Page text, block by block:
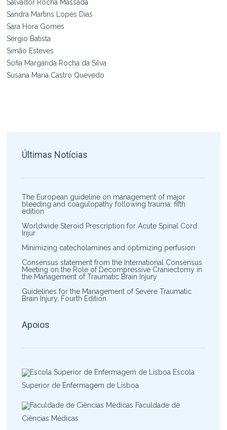
Salvador Rocha Massada
Sandra Martins Lopes Dias
Sara Hora Gomes
Sérgio Batista
Simão Esteves
Sofia Margarida Rocha da Silva
Susana Maria Castro Quevedo
Últimas Notícias
The European guideline on management of major
bleeding and coagulopathy following trauma: fifth
edition
Worldwide Steroid Prescription for Acute Spinal Cord
Injur
Minimizing catecholamines and optimizing perfusion
Consensus statement from the International Consensus
Meeting on the Role of Decompressive Craniectomy in
the Management of Traumatic Brain Injury
Guidelines for the Management of Severe Traumatic
Brain Injury, Fourth Edition
Apoios
Escola
Superior de Enfermagem de Lisboa
Faculdade de
Ciências Médicas